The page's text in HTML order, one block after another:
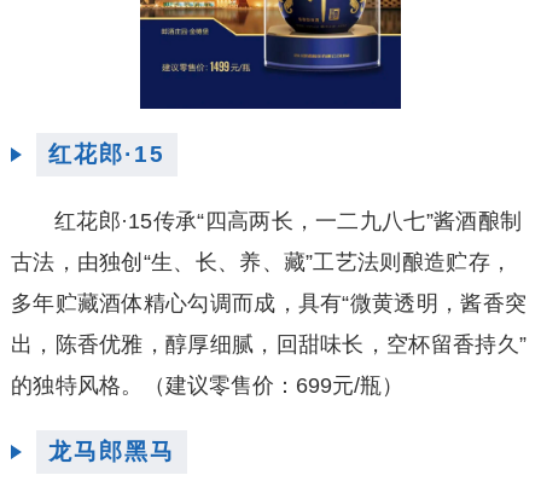
红花郎·15
红花郎·15传承“四高两长，一二九八七”酱酒酿制
古法，由独创“生、长、养、藏”工艺法则酿造贮存，
多年贮藏酒体精心勾调而成，具有“微黄透明，酱香突
出，陈香优雅，醇厚细腻，回甜味长，空杯留香持久”
的独特风格。
（建议零售价：699元/瓶）
龙马郎黑马